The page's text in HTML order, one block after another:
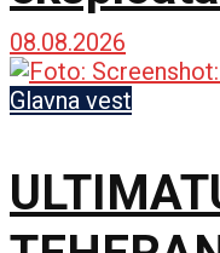
dozvole
08.08.2026
Glavna vest